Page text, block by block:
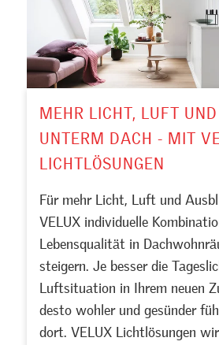
MEHR LICHT, LUFT
UNTERM DACH - MIT
LICHTLÖSUNGEN
Für mehr Licht, Luft und
VELUX individuelle
Lebensqualität in
steigern. Je besser die
Luftsituation in Ihrem neuen
desto wohler und gesünder
dort. VELUX Lichtlösungen